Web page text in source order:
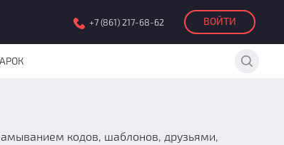
+7 (861) 217-68-62 ВОЙТИ
кодов, шаблонов, друзьями,